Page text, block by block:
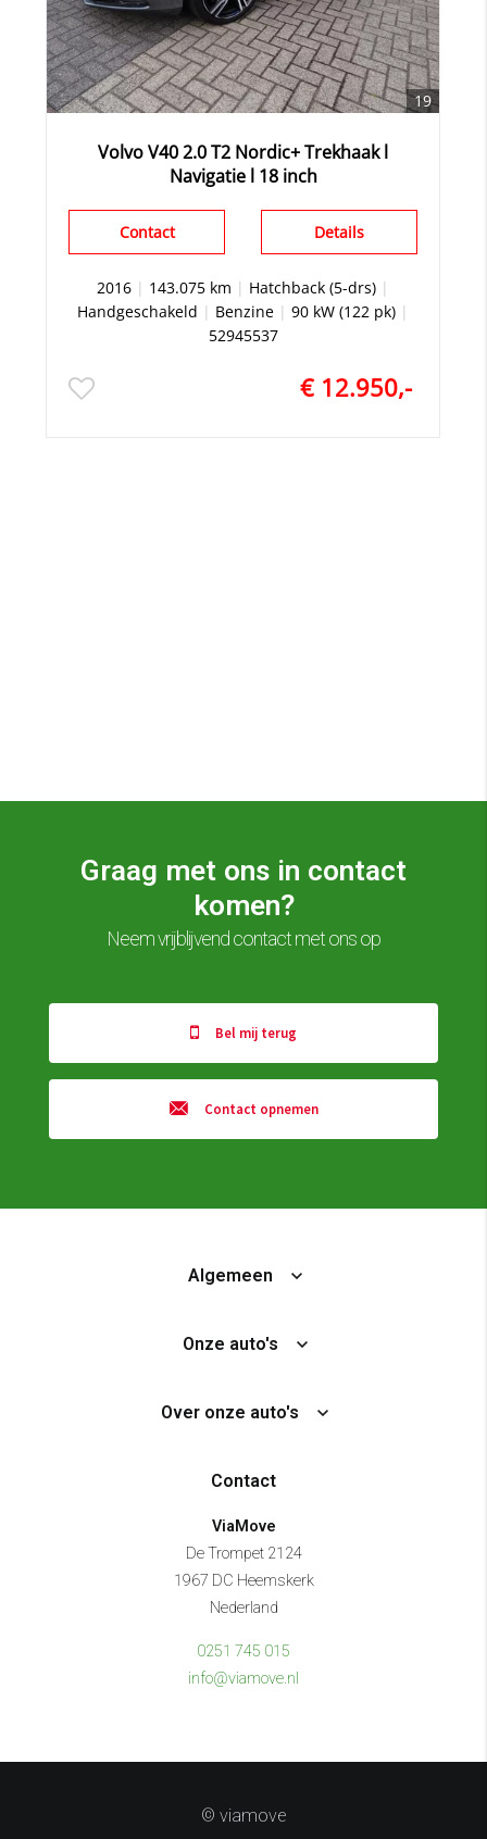
Graag met ons in contact
komen?
Neem vrijblijvend contact met ons op
Bel mij terug
Contact opnemen
Algemeen
Onze auto's
Over onze auto's
Contact
ViaMove
De Trompet 2124
1967 DC Heemskerk
Nederland
0251 745 015
info@viamove.nl
© viamove